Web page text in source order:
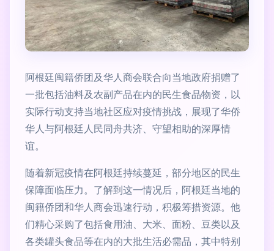
阿根廷闽籍侨团及华人商会联合向当地政府捐赠了
一批包括油料及农副产品在内的民生食品物资，以
实际行动支持当地社区应对疫情挑战，展现了华侨
华人与阿根廷人民同舟共济、守望相助的深厚情
谊。
随着新冠疫情在阿根廷持续蔓延，部分地区的民生
保障面临压力。了解到这一情况后，阿根廷当地的
闽籍侨团和华人商会迅速行动，积极筹措资源。他
们精心采购了包括食用油、大米、面粉、豆类以及
各类罐头食品等在内的大批生活必需品，其中特别